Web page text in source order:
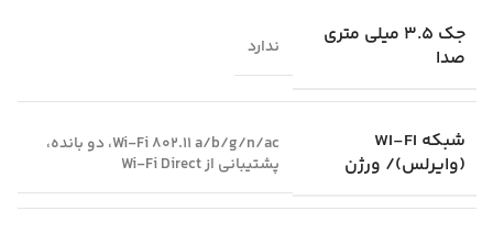
جک 3.5 میلی متری
صدا
ندارد
شبکه WI-FI
(وایرلس)/ ورژن
Wi-Fi 802.11 a/b/g/n/ac، دو بانده،
پشتیبانی از Wi-Fi Direct